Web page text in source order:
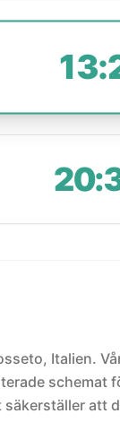
Italien.
schemat
säkerställer att